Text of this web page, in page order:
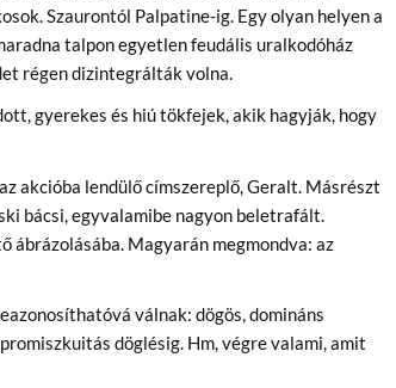
Szaurontól Palpatine-ig. Egy olyan helyen a
talpon egyetlen feudális uralkodóház
régen dizintegrálták volna.
gyerekes és hiú tökfejek, akik hagyják, hogy
akcióba lendülő címszereplő, Geralt. Másrészt
bácsi, egyvalamibe nagyon beletrafált.
ábrázolásába. Magyarán megmondva: az
válnak: dögös, domináns
döglésig. Hm, végre valami, amit